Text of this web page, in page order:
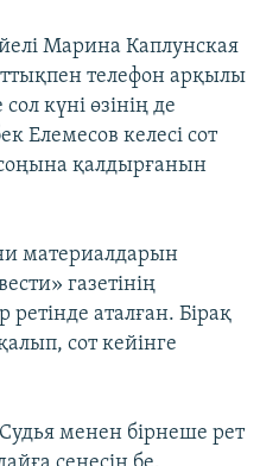
Марина Каплунская
телефон арқылы
күні өзінің де
Елемесов келесі сот
қалдырғанын
материалдарын
газетінің
ретінде аталған. Бірақ
сот кейінге
менен бірнеше рет